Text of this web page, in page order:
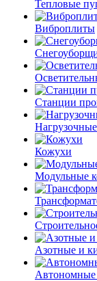
Тепловые
Виброплиты
Станции
Кожухи
Модульные
Азотные и
Автономные